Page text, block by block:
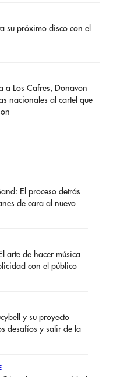
su próximo disco con el
a Los Cafres, Donavon
nacionales al cartel que
El proceso detrás
de cara al nuevo
arte de hacer música
con el público
y su proyecto
desafíos y salir de la